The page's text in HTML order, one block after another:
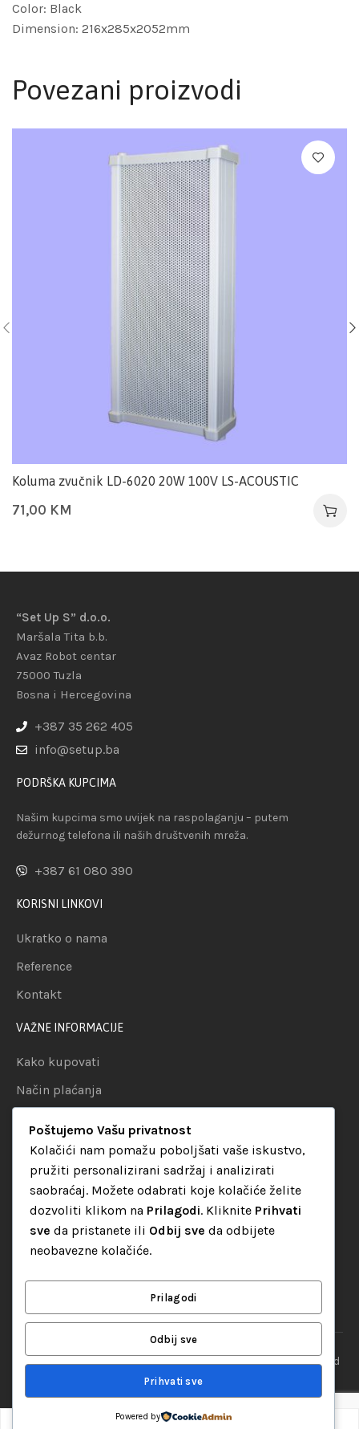
Color: Black
Dimension: 216x285x2052mm
Povezani proizvodi
Koluma zvučnik LD-6020 20W 100V LS-ACOUSTIC
71,00 KM
“Set Up S” d.o.o.
Maršala Tita b.b.
Avaz Robot centar
75000 Tuzla
Bosna i Hercegovina
+387 35 262 405
info@setup.ba
PODRŠKA KUPCIMA
Našim kupcima smo uvijek na raspolaganju – putem
dežurnog telefona ili naših društvenih mreža.
+387 61 080 390
KORISNI LINKOVI
Ukratko o nama
Reference
Kontakt
VAŽNE INFORMACIJE
Kako kupovati
Način plaćanja
Politika privatnosti
KATEGORIJE
Audio oprema
LED dekorativna rasvjeta
“Set Up S” d.o.o. Tuzla, sva prava pridržana© 2026 || Designed
Dodaj u korpu
Poštujemo Vašu privatnost
Kolačići nam pomažu poboljšati vaše iskustvo,
pružiti personalizirani sadržaj i analizirati
saobraćaj. Možete odabrati koje kolačiće želite
dozvoliti klikom na Prilagodi. Kliknite Prihvati
sve da pristanete ili Odbij sve da odbijete
neobavezne kolačiće.
Prilagodi
Odbij sve
Prihvati sve
Powered by